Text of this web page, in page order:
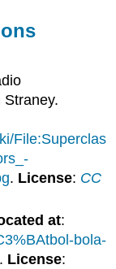
Straney.
File:Superclas
. License: CC
at:
bola-
. License: